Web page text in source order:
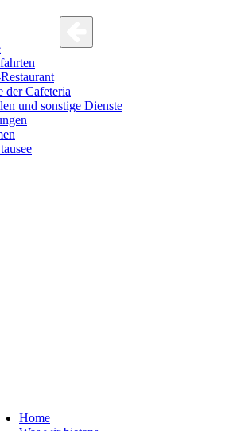
der Cafeteria
und sonstige Dienste
Home